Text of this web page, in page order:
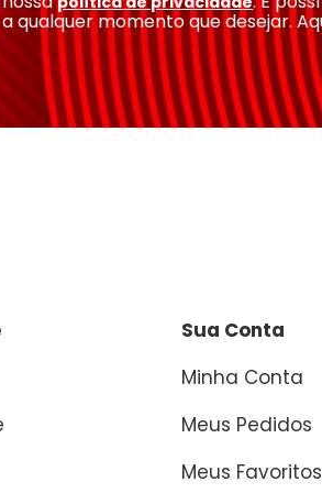
momento que desejar.
Sua Conta
Minha Conta
Meus Pedidos
Meus Favoritos